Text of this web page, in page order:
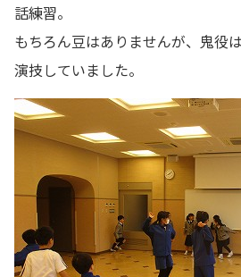
話練習。
もちろん豆はありませんが、鬼役
演技していました。